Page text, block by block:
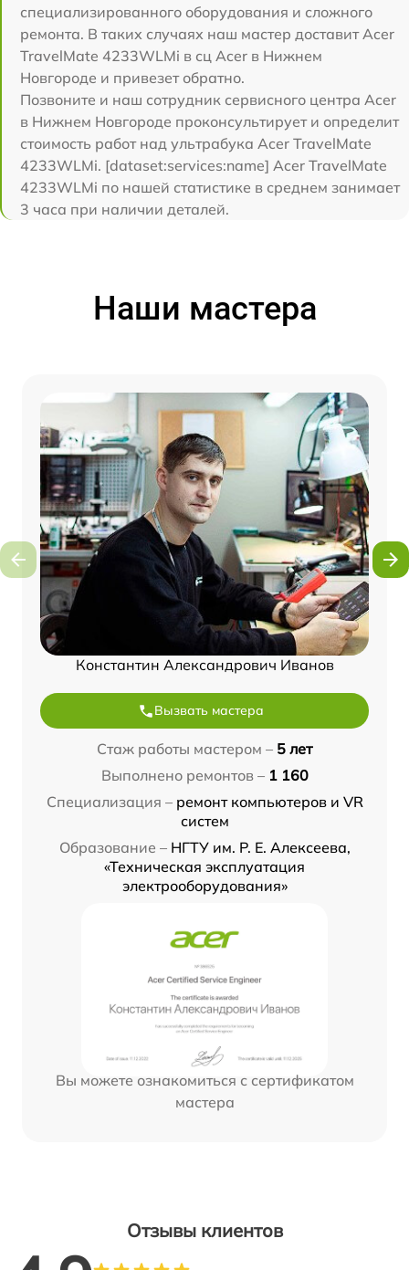
специализированного оборудования и сложного
ремонта. В таких случаях наш мастер доставит Acer
TravelMate 4233WLMi в сц Acer в Нижнем
Новгороде и привезет обратно.
Позвоните и наш сотрудник сервисного центра Acer
в Нижнем Новгороде проконсультирует и определит
стоимость работ над ультрабука Acer TravelMate
4233WLMi. [dataset:services:name] Acer TravelMate
4233WLMi по нашей статистике в среднем занимает
3 часа при наличии деталей.
Наши мастера
Константин Александрович Иванов
Вызвать мастера
Стаж работы мастером – 5 лет
Выполнено ремонтов – 1 160
Специализация – ремонт компьютеров и VR
систем
Образование – НГТУ им. Р. Е. Алексеева,
«Техническая эксплуатация
электрооборудования»
Вы можете ознакомиться с сертификатом
мастера
Отзывы клиентов